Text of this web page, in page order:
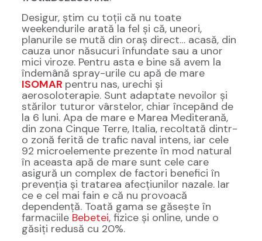
Desigur, știm cu toții că nu toate
weekendurile arată la fel și că, uneori,
planurile se mută din oraș direct… acasă, din
cauza unor năsucuri înfundate sau a unor
mici viroze. Pentru asta e bine să avem la
îndemână spray-urile cu apă de mare
ISOMAR pentru nas, urechi și
aerosoloterapie. Sunt adaptate nevoilor și
stărilor tuturor vârstelor, chiar începând de
la 6 luni. Apa de mare e Marea Mediterană,
din zona Cinque Terre, Italia, recoltată dintr-
o zonă ferită de trafic naval intens, iar cele
92 microelemente prezente în mod natural
în aceasta apă de mare sunt cele care
asigură un complex de factori benefici în
prevenția și tratarea afecțiunilor nazale. Iar
ce e cel mai fain e că nu provoacă
dependență. Toată gama se găsește în
farmaciile Bebetei, fizice și online, unde o
găsiți redusă cu 20%.